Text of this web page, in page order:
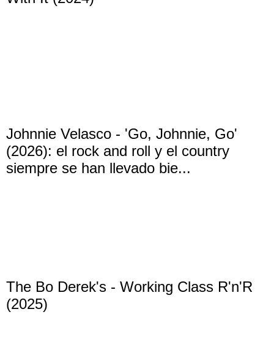
Johnnie Velasco - 'Go, Johnnie, Go'
(2026): el rock and roll y el country
siempre se han llevado bie...
The Bo Derek's - Working Class R'n'R
(2025)